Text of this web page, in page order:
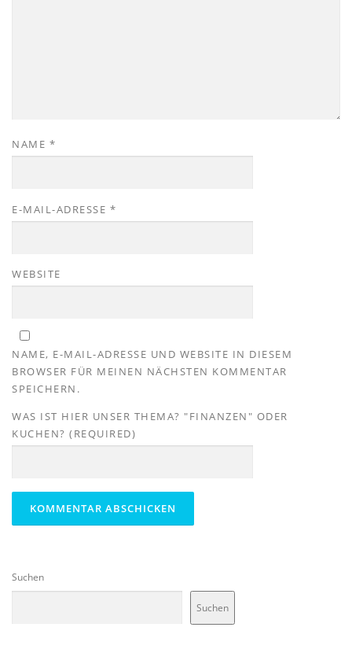
NAME *
E-MAIL-ADRESSE *
WEBSITE
NAME, E-MAIL-ADRESSE UND WEBSITE IN DIESEM
BROWSER FÜR MEINEN NÄCHSTEN KOMMENTAR
SPEICHERN.
WAS IST HIER UNSER THEMA? "FINANZEN" ODER
KUCHEN? (REQUIRED)
Suchen
Suchen